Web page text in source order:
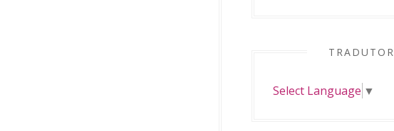
TRADUTOR
Select Language ▼